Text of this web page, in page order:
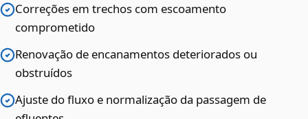
Correções em trechos com escoamento
comprometido
Renovação de encanamentos deteriorados ou
obstruídos
Ajuste do fluxo e normalização da passagem de